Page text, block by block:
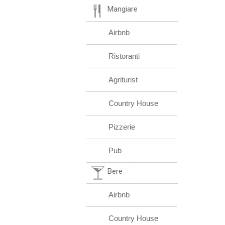
Mangiare
Airbnb
Ristoranti
Agriturist
Country House
Pizzerie
Pub
Bere
Airbnb
Country House